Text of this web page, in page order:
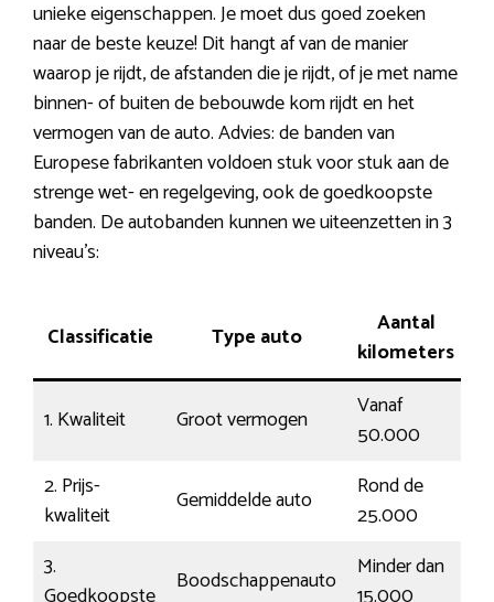
unieke eigenschappen. Je moet dus goed zoeken
naar de beste keuze! Dit hangt af van de manier
waarop je rijdt, de afstanden die je rijdt, of je met name
binnen- of buiten de bebouwde kom rijdt en het
vermogen van de auto. Advies: de banden van
Europese fabrikanten voldoen stuk voor stuk aan de
strenge wet- en regelgeving, ook de goedkoopste
banden. De autobanden kunnen we uiteenzetten in 3
niveau’s:
Classificatie Type auto
Aantal
kilometers
1. Kwaliteit Groot vermogen
Vanaf
50.000
2. Prijs-
kwaliteit
Gemiddelde auto
Rond de
25.000
3.
Boodschappenauto
Minder dan